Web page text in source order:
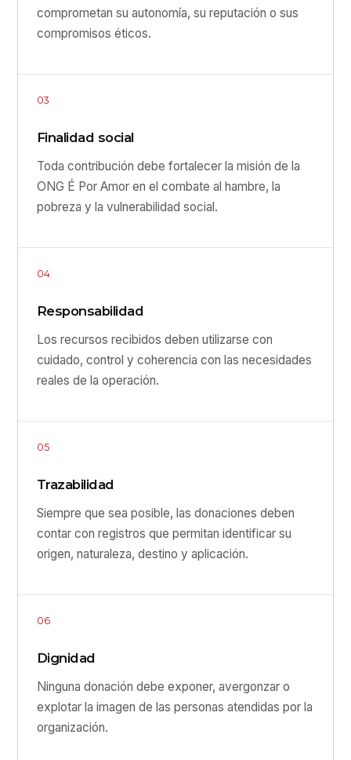
comprometan su autonomía, su reputación o sus
compromisos éticos.
03
Finalidad social
Toda contribución debe fortalecer la misión de la
ONG É Por Amor en el combate al hambre, la
pobreza y la vulnerabilidad social.
04
Responsabilidad
Los recursos recibidos deben utilizarse con
cuidado, control y coherencia con las necesidades
reales de la operación.
05
Trazabilidad
Siempre que sea posible, las donaciones deben
contar con registros que permitan identificar su
origen, naturaleza, destino y aplicación.
06
Dignidad
Ninguna donación debe exponer, avergonzar o
explotar la imagen de las personas atendidas por la
organización.